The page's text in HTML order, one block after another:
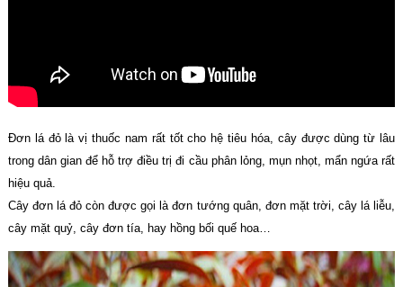
Đơn lá đỏ là vị thuốc nam rất tốt cho hệ tiêu hóa, cây được dùng từ lâu
trong dân gian để hỗ trợ điều trị đi cầu phân lỏng, mụn nhọt, mẩn ngứa rất
hiệu quả.
Cây đơn lá đỏ còn được gọi là đơn tướng quân, đơn mặt trời, cây lá liễu,
cây mặt quỷ, cây đơn tía, hay hồng bối quế hoa…